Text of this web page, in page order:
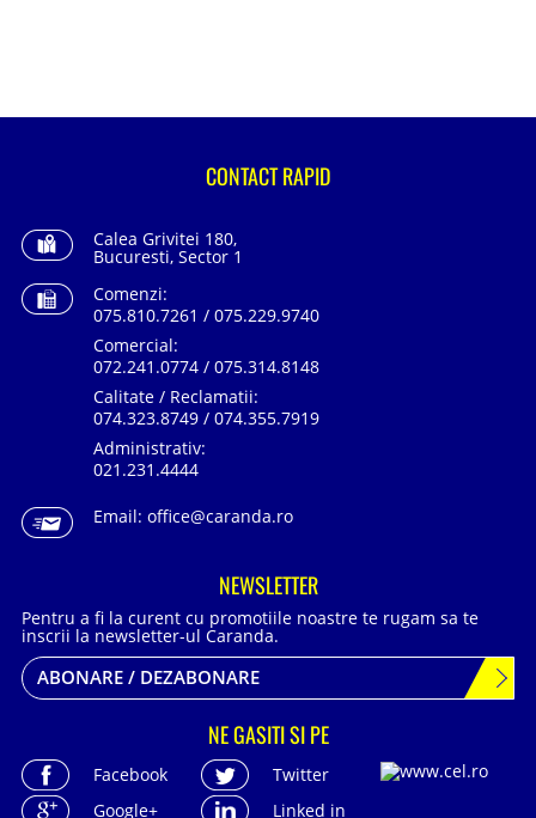
CONTACT RAPID
Calea Grivitei 180,
Bucuresti, Sector 1
Comenzi:
075.810.7261 / 075.229.9740
Comercial:
072.241.0774 / 075.314.8148
Calitate / Reclamatii:
074.323.8749 / 074.355.7919
Administrativ:
021.231.4444
Email: office@caranda.ro
NEWSLETTER
Pentru a fi la curent cu promotiile noastre te rugam sa te
inscrii la newsletter-ul Caranda.
ABONARE / DEZABONARE
NE GASITI SI PE
Facebook
Twitter
Google+
Linked in